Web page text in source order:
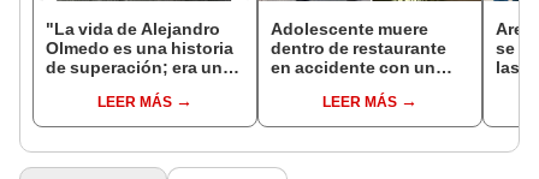
"La vida de Alejandro
Olmedo es una historia
de superación; era un
pelotas y llegó a ser
número uno del mundo"
LEER MÁS
Adolescente muere
dentro de restaurante
en accidente con un
Arequipa: piden
investigar presunta
LEER MÁS
se
las